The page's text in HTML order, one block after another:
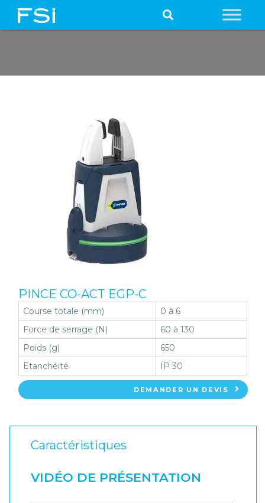
PINCE CO-ACT EGP-C
Course totale (mm)
0 à 6
Force de serrage (N)
60 à 130
Poids (g)
650
Etanchéité
IP 30
DEMANDER UN DEVIS
Caractéristiques
VIDÉO DE PRÉSENTATION